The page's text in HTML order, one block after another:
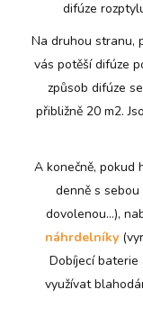
difúze
Na druhou stranu,
vás potěší difúze
způsob difúze
přibližně 20 m2.
A konečně, pokud
denně s
dovolenou...),
náhrdelníky
Dobíjecí baterie
využívat